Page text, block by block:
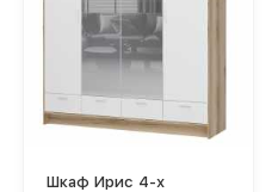
Шкаф Ирис 4-х